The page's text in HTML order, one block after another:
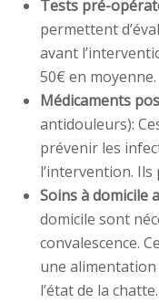
Tests pré-
permettent
avant
50€ en moyenne.
Médicaments
antidouleurs):
prévenir les
l’intervention.
Soins à domicile
domicile sont
convalescence.
une alimentation
l’état de la